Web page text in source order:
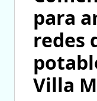
para
redes
Villa